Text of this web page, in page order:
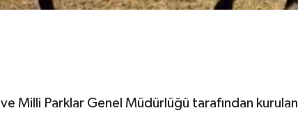
Milli Parklar Genel Müdürlüğü tarafından kurulan